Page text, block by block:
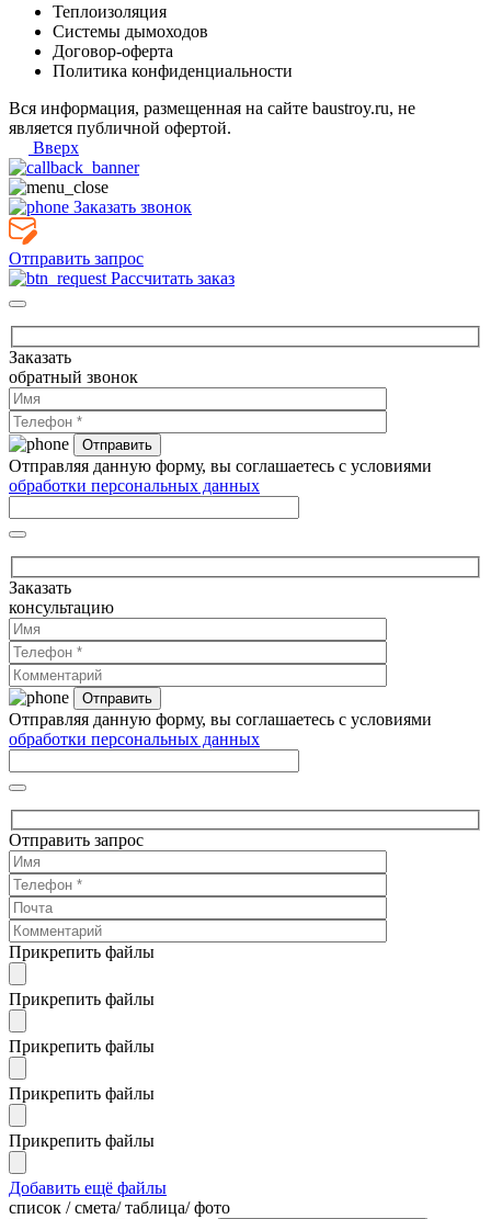
Теплоизоляция
Системы дымоходов
Договор-оферта
Политика конфиденциальности
Вся информация, размещенная на сайте baustroy.ru, не
является публичной офертой.
Вверх
Заказать звонок
Отправить запрос
Рассчитать заказ
Заказать
обратный звонок
Отправляя данную форму, вы соглашаетесь с условиями
обработки персональных данных
Заказать
консультацию
Отправляя данную форму, вы соглашаетесь с условиями
обработки персональных данных
Отправить запрос
Прикрепить файлы
Прикрепить файлы
Прикрепить файлы
Прикрепить файлы
Прикрепить файлы
Добавить ещё файлы
cписок / смета/ таблица/ фото